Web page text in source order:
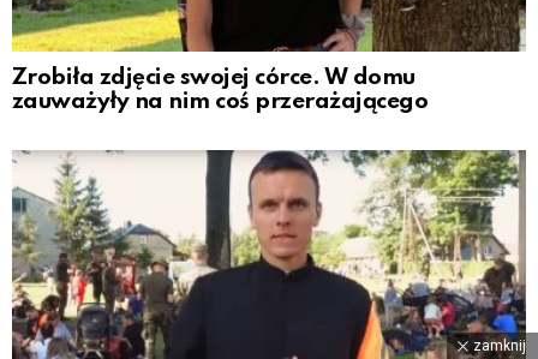
Zrobiła zdjęcie swojej córce. W domu
zauważyły na nim coś przerażającego
zamknij